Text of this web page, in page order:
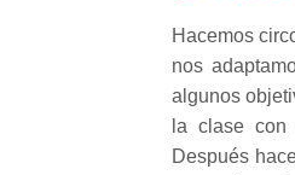
Hacemos
nos
algunos
la clase con
Después